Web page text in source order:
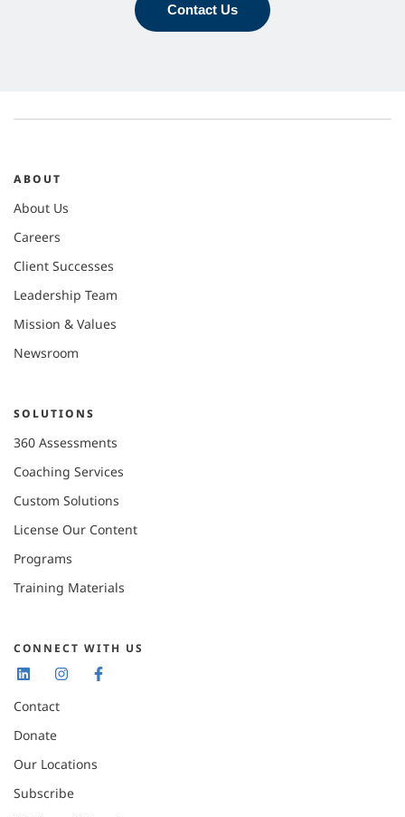
Contact Us
ABOUT
About Us
Careers
Client Successes
Leadership Team
Mission & Values
Newsroom
SOLUTIONS
360 Assessments
Coaching Services
Custom Solutions
License Our Content
Programs
Training Materials
CONNECT WITH US
Contact
Donate
Our Locations
Subscribe